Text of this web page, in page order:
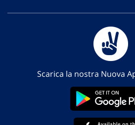
Scarica la nostra Nuova